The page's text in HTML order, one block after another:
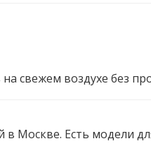
свежем воздухе без
Москве. Есть модели